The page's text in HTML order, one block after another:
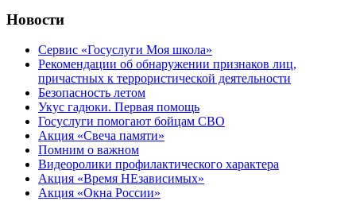
Новости
Сервис «Госуслуги Моя школа»
Рекомендации об обнаружении признаков лиц,
причастных к террористической деятельности
Безопасность летом
Укус гадюки. Первая помощь
Госуслуги помогают бойцам СВО
Акция «Свеча памяти»
Помним о важном
Видеоролики профилактического характера
Акция «Время НЕзависимых»
Акция «Окна России»